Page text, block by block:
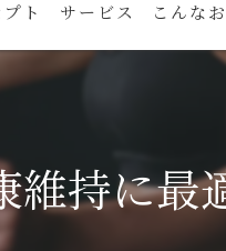
ト サービス こんな
維持に最